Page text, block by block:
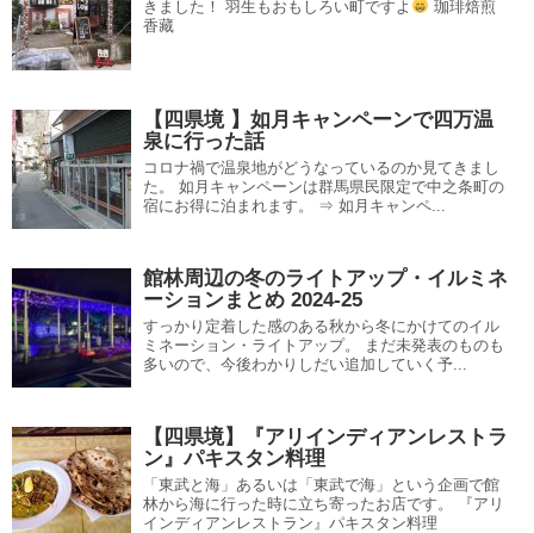
きました！ 羽生もおもしろい町ですよ
珈琲焙煎
香藏
【四県境 】如月キャンペーンで四万温
泉に行った話
コロナ禍で温泉地がどうなっているのか見てきまし
た。 如月キャンペーンは群馬県民限定で中之条町の
宿にお得に泊まれます。 ⇒ 如月キャンペ...
館林周辺の冬のライトアップ・イルミネ
ーションまとめ 2024-25
すっかり定着した感のある秋から冬にかけてのイル
ミネーション・ライトアップ。 まだ未発表のものも
多いので、今後わかりしだい追加していく予...
【四県境】『アリインディアンレストラ
ン』パキスタン料理
「東武と海」あるいは「東武で海」という企画で館
林から海に行った時に立ち寄ったお店です。 『アリ
インディアンレストラン』パキスタン料理